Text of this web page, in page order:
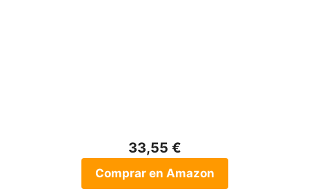
33,55 €
Comprar en Amazon